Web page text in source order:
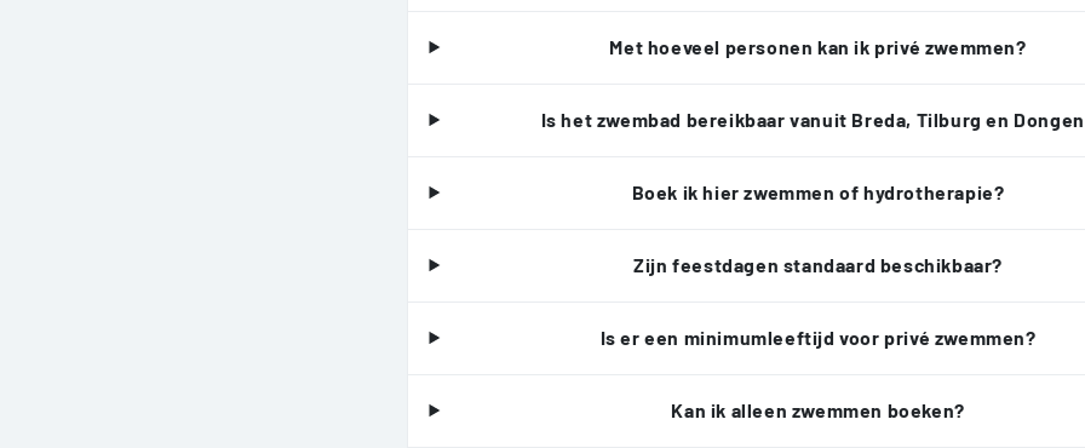
Met hoeveel personen kan ik privé zwemmen?
Is het zwembad bereikbaar vanuit Breda, Tilburg en
Boek ik hier zwemmen of hydrotherapie?
Zijn feestdagen standaard beschikbaar?
Is er een minimumleeftijd voor privé zwemmen?
Kan ik alleen zwemmen boeken?